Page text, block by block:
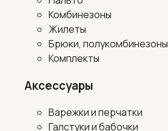
Комбинезоны
Жилеты
Брюки, полукомбинезоны
Комплекты
Аксессуары
Варежки и перчатки
Галстуки и бабочки